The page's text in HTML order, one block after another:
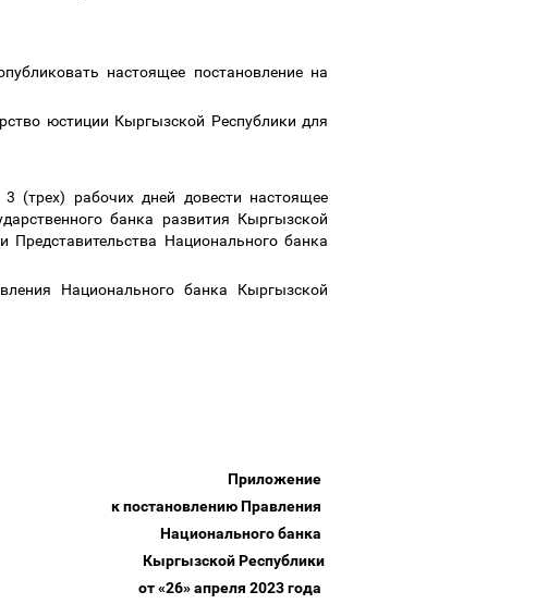
настоящее постановление на
юстиции Кыргызской Республики для
(трех) рабочих дней довести настоящее
банка развития Кыргызской
Национального банка
Национального банка Кыргызской
Приложение
к постановлению Правления
Национального банка
Кыргызской Республики
от «26» апреля 2023 года